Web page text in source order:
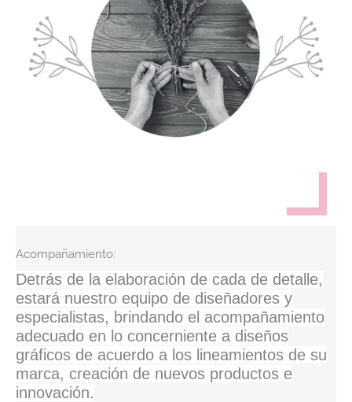
Acompañamiento:
Detrás de la elaboración de cada de detalle,
estará nuestro equipo de diseñadores y
especialistas, brindando el acompañamiento
adecuado en lo concerniente a diseños
gráficos de acuerdo a los lineamientos de su
marca, creación de nuevos productos e
innovación.